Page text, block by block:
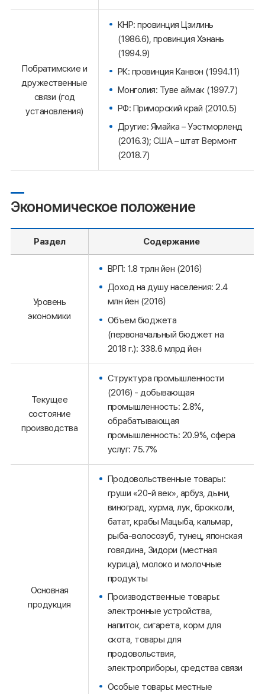
Побратимские и
дружественные
связи (год
установления)
КНР: провинция Цзилинь
(1986.6), провинция Хэнань
(1994.9)
РК: провинция Канвон (1994.11)
Монголия: Туве аймак (1997.7)
РФ: Приморский край (2010.5)
Другие: Ямайка – Уэстморленд
(2016.3); США – штат Вермонт
(2018.7)
Экономическое положение
Раздел Содержание
Уровень
экономики
ВРП: 1.8 трлн йен (2016）
Доход на душу населения: 2.4
млн йен (2016）
Объем бюджета
(первоначальный бюджет на
2018 г.): 338.6 млрд йен
Текущее
состояние
производства
Структура промышленности
(2016) - добывающая
промышленность: 2.8%,
обрабатывающая
промышленность: 20.9%, сфера
услуг: 75.7%
Основная
продукция
Продовольственные товары:
груши «20-й век», арбуз, дыни,
виноград, хурма, лук, брокколи,
батат, крабы Мацыба, кальмар,
рыба-волосозуб, тунец, японская
говядина, Зидори (местная
курица), молоко и молочные
продукты
Производственные товары:
электронные устройства,
напиток, сигарета, корм для
скота, товары для
продовольствия,
электроприборы, средства связи
Особые товары: местные